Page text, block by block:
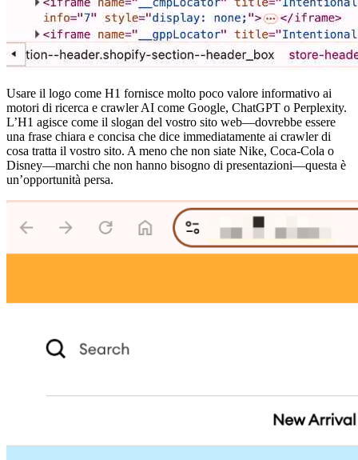
Usare il logo come H1 fornisce molto poco valore informativo ai
motori di ricerca e crawler AI come Google, ChatGPT o Perplexity.
L’H1 agisce come il slogan del vostro sito web—dovrebbe essere
una frase chiara e concisa che dice immediatamente ai crawler di
cosa tratta il vostro sito. A meno che non siate Nike, Coca-Cola o
Disney—marchi che non hanno bisogno di presentazioni—questa è
un’opportunità persa.